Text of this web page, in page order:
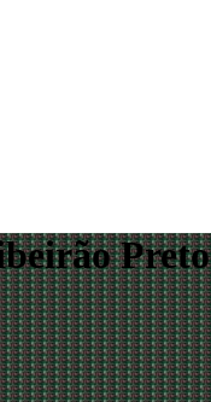
Preto